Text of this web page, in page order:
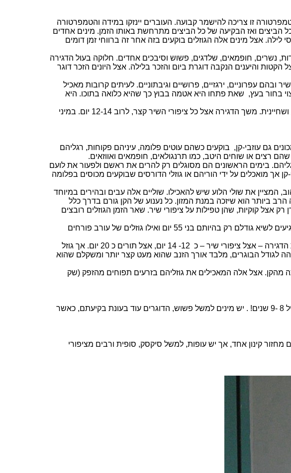
והגנה. טמפרטורת הביצים בזמן הדגירה היא 34 מעלות צלזיוס. טמפרטורה זו צריכה להישמר קבועה. העוברים יינזקו במידה והטמפרטורה
הביצים ואז הבקיעה של כל הביצים מתרחשת באותו הזמן. מינים אחדים
לילה. אצל מינים אלה הגוזלים בוקעים בזה אחר זה ברווחי זמן דומים
נשרים, חופמאים, שלדגים, פשושוסיבכים אחדים. חלוקה בעול הדגירה
הקטותוהיענים הנקבה דוגרת ביום והזכר בלילה. אצל היונים הזכר דוגר
שירובהם עפרוניים, ירגזיים, פרושיים וגיבתוניים. לעיתים קרובות מאכיל
בחור בעץ, שאת פתחו היא אטמה בבוץ כך שהיא כלואה בתוכו. היא
ושחיינית. משך הדגירה אצל כל ציפורי השיר קצר, לרוב 12-1
4 יום. במיני
גם עוזבי-קן, בוקעים כשהם עוטים פלומה, עיניהם פקוחות, רגליהם
רצים או שוחים היטב, כמו תרנגולאים, חופמאים ואווזאים.
בימים הראשונים הם מסוגלים רק להרים את ראשם ולפעור את לועם
אך מואכלים על ידי הוריהם או גוזלי הדורסים שבוקעים מכוסים בפלומה
המציין את שולי הלוע שיש להאכילו. שוליים אלה עבים ובהירים במיוחד
ביותר הוא שיזכה במנת המזון. כל נענוע של הקן גורם בדרך כלל
רק אצל קוקיות, שהן טפילות על ציפורי שיר. שאר הזמן הגוזלים רובצים
קצב ההתפתחות של גוזלים המטופלים על ידי הוריהם גבוה יותר מאשר של אפרוחים. אפרוחי חוגלה מגיעים לשיא גודלם רק בהיותם בני 55 יום ואילו גוזלים של עורב פורחים
– אצל ציפורי שיר – כ
12- 14 יום, אצל תורים כ 20 יום. אך גוזל
לגודל הבוגרים, מלבד אורך הזנב שהוא מעט קצר יותר ומשקלם שהוא
מהקן. אצל אלה המאכילים את גוזליהם בזרעים תפוחים מהזפק (שק
הנגב רק בגיל 8 -9 שנים! . יש מינים למשל פשוש, הדוגרים עוד בעונת בקיעתם, כאשר
מחזור קינון אחד, אך יש עופות, למשל סיקסק, סופית ורבים מציפורי